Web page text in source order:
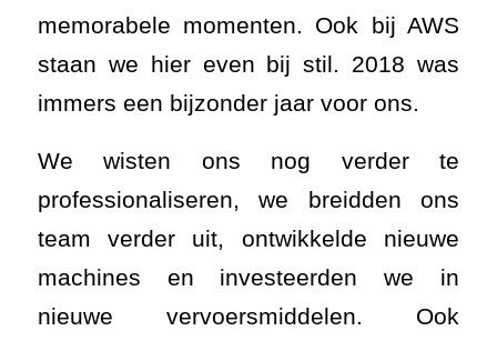
memorabele momenten. Ook bij AWS
staan we hier even bij stil. 2018 was
immers een bijzonder jaar voor ons.
We wisten ons nog verder te
professionaliseren, we breidden ons
team verder uit, ontwikkelde nieuwe
machines en investeerden we in
nieuwe vervoersmiddelen. Ook